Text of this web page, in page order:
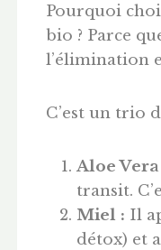
Pourquoi
bio ? Parce
l’élimination
C’est un trio
Aloe Vera
transit.
Miel : Il
détox) et